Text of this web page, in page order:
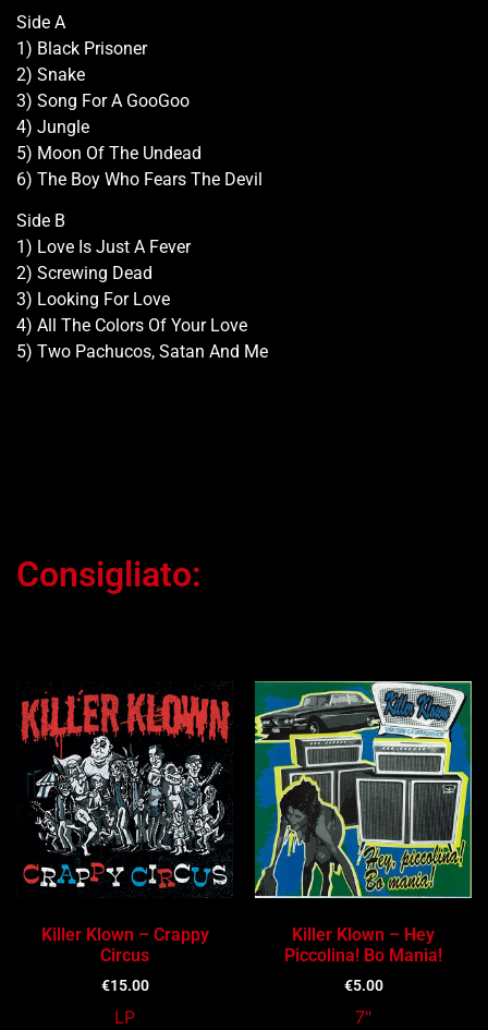
Side A
1) Black Prisoner
2) Snake
3) Song For A GooGoo
4) Jungle
5) Moon Of The Undead
6) The Boy Who Fears The Devil
Side B
1) Love Is Just A Fever
2) Screwing Dead
3) Looking For Love
4) All The Colors Of Your Love
5) Two Pachucos, Satan And Me
Consigliato:
Killer Klown – Crappy
Circus
€15.00
LP
Killer Klown – Hey
Piccolina! Bo Mania!
€5.00
7"